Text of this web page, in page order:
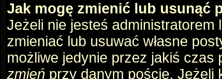
Jak mogę zmienić lub usunąć
Jeżeli nie jesteś
zmieniać lub usuwać własne
możliwe jedynie przez jakiś
zmień przy danym poście. Jeżeli